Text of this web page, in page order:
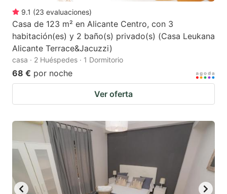
9.1 (23 evaluaciones)
Casa de 123 m² en Alicante Centro, con 3
habitación(es) y 2 baño(s) privado(s) (Casa Leukana
Alicante Terrace&Jacuzzi)
casa · 2 Huéspedes · 1 Dormitorio
68 € por noche
Ver oferta